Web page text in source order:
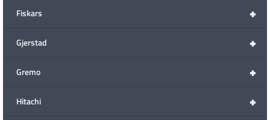
+
Fiskars
+
Gjerstad
+
Gremo
+
Hitachi